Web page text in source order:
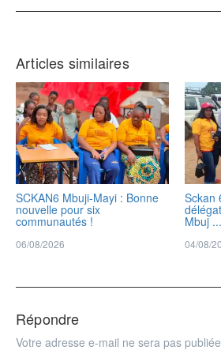
Articles similaires
SCKAN6 Mbuji-Mayi : Bonne
nouvelle pour six
communautés !
06/08/2026
Sckan
Mbuj ...
04/08/
Répondre
Votre adresse e-mail ne sera pas